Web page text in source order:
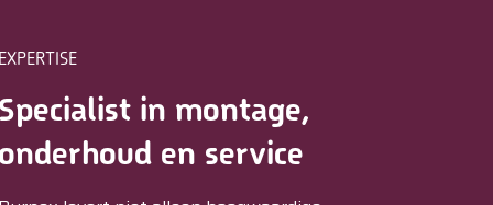
in montage,
en service